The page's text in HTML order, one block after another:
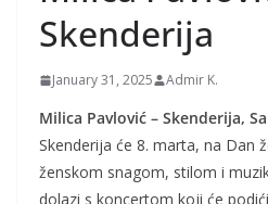
Skenderija
January 31, 2025 Admir K.
Milica Pavlović – Skenderija,
Skenderija će 8. marta, na Dan
ženskom snagom, stilom i
dolazi s koncertom koji će